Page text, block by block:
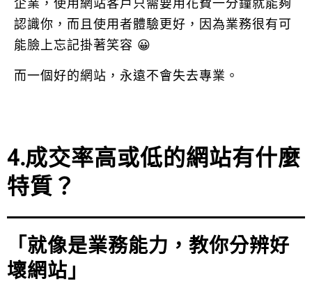
企業，使用網站客戶只需要用花費一分鐘就能夠
認識你，而且使用者體驗更好，因為業務很有可
能臉上忘記掛著笑容 😀
而一個好的網站，永遠不會失去專業。
4.成交率高或低的網站有什麼
特質？
「就像是業務能力，教你分辨好
壞網站」